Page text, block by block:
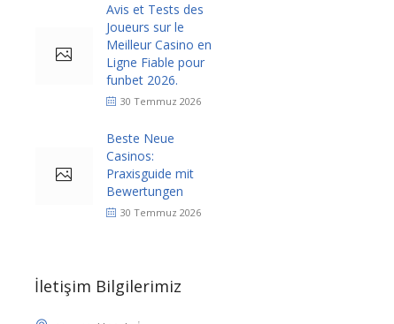
Avis et Tests des
Joueurs sur le
Meilleur Casino en
Ligne Fiable pour
funbet 2026.
30 Temmuz 2026
Beste Neue
Casinos:
Praxisguide mit
Bewertungen
30 Temmuz 2026
İletişim Bilgilerimiz